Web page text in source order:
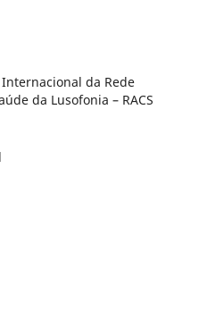
Internacional da Rede
da Lusofonia – RACS